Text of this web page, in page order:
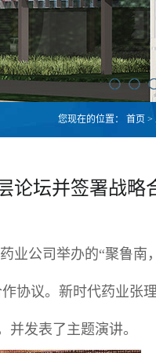
您现在的位置： 首页 >
论坛并签署战略
业公司举办的“聚鲁
协议。新时代药业张
发表了主题演讲。